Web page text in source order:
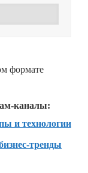
формате
каналы:
и технологии
тренды